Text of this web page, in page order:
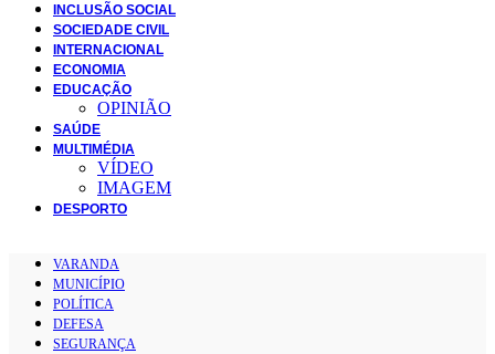
INCLUSÃO SOCIAL
SOCIEDADE CIVIL
INTERNACIONAL
ECONOMIA
EDUCAÇÃO
OPINIÃO
SAÚDE
MULTIMÉDIA
VÍDEO
IMAGEM
DESPORTO
VARANDA
MUNICÍPIO
POLÍTICA
DEFESA
SEGURANÇA